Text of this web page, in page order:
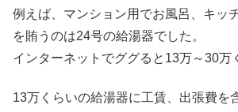
例えば、マンション用でお風呂、キッ
を賄うのは24号の給湯器でした。
インターネットでググると13万～30万
13万くらいの給湯器に工賃、出張費を